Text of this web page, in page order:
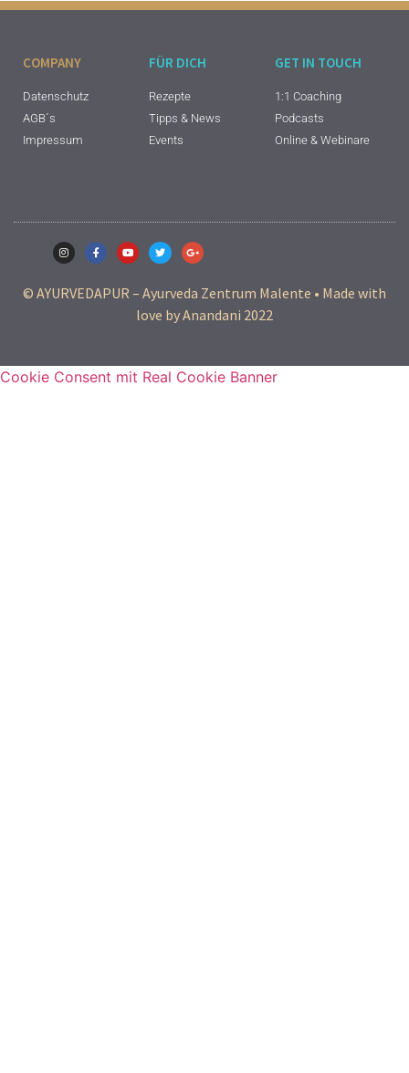
COMPANY
Datenschutz
AGB´s
Impressum
FÜR DICH
Rezepte
Tipps & News
Events
GET IN TOUCH
1:1 Coaching
Podcasts
Online & Webinare
© AYURVEDAPUR – Ayurveda Zentrum Malente • Made with
love by Anandani 2022
Cookie Consent mit Real Cookie Banner